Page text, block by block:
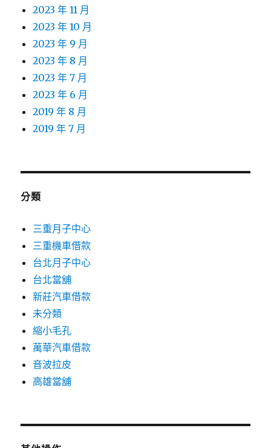
2023 年 11 月
2023 年 10 月
2023 年 9 月
2023 年 8 月
2023 年 7 月
2023 年 6 月
2019 年 8 月
2019 年 7 月
分類
三重月子中心
三重機車借款
台北月子中心
台北當舖
新莊汽車借款
未分類
縮小毛孔
萬華汽車借款
音波拉皮
高雄當舖